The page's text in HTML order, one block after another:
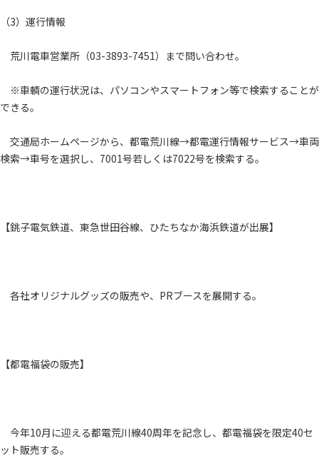
（3）運行情報
荒川電車営業所（03-3893-7451）まで問い合わせ。
※車輌の運行状況は、パソコンやスマートフォン等で検索することが
できる。
交通局ホームページから、都電荒川線→都電運行情報サービス→車両
検索→車号を選択し、7001号若しくは7022号を検索する。
【銚子電気鉄道、東急世田谷線、ひたちなか海浜鉄道が出展】
各社オリジナルグッズの販売や、PRブースを展開する。
【都電福袋の販売】
今年10月に迎える都電荒川線40周年を記念し、都電福袋を限定40セ
ット販売する。